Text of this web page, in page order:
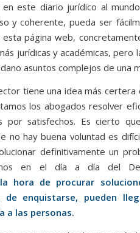
en este diario jurídico al
y coherente, pueda ser
página web,
jurídicas y académicas,
asuntos complejos de una
tiene una idea más certera
los abogados resolver
por satisfechos. Es cierto
no hay buena voluntad es
definitivamente un
en el día a día del
hora de procurar
de enquistarse, pueden
a las personas.